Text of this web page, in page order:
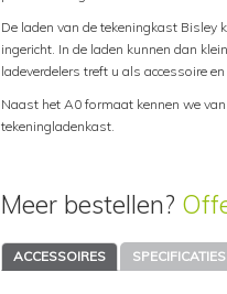
De laden van de tekeningkast Bisley
ingericht. In de laden kunnen dan
ladeverdelers treft u als accessoire
Naast het A0 formaat kennen we
tekeningladenkast.
Meer bestellen?
ACCESSOIRES SPECIFICATIES